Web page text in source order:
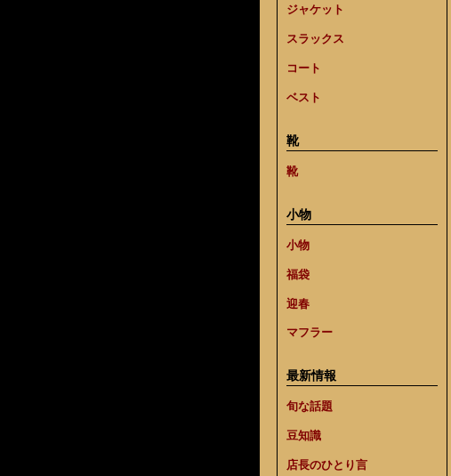
ジャケット
スラックス
コート
ベスト
靴
靴
小物
小物
福袋
迎春
マフラー
最新情報
旬な話題
豆知識
店長のひとり言